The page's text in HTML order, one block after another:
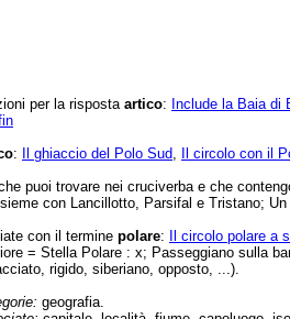
per la risposta artico: Include la Baia di
: Il ghiaccio del Polo Sud Il circolo con il
puoi trovare nei cruciverba e che
con Lancillotto, Parsifal e Tristano;
con il termine polare: Il circolo polare a
= Stella Polare : x; Passeggiano sulla
rigido, siberiano, opposto, ...).
geografia.